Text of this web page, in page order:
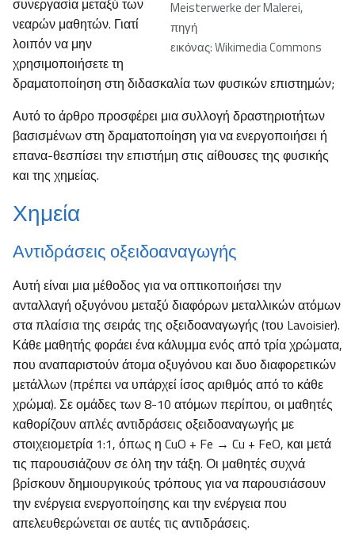
Meisterwerke der Malerei,
πηγή
εικόνας: Wikimedia Commons
συνεργασία μεταξύ των
νεαρών μαθητών. Γιατί
λοιπόν να μην
χρησιμοποιήσετε τη
δραματοποίηση στη διδασκαλία των φυσικών επιστημών;
Αυτό το άρθρο προσφέρει μια συλλογή δραστηριοτήτων
βασισμένων στη δραματοποίηση για να ενεργοποιήσει ή
επανα-θεσπίσει την επιστήμη στις αίθουσες της φυσικής
και της χημείας.
Χημεία
Αντιδράσεις οξειδοαναγωγής
Αυτή είναι μια μέθοδος για να οπτικοποιήσει την
ανταλλαγή οξυγόνου μεταξύ διαφόρων μεταλλικών ατόμων
στα πλαίσια της σειράς της οξειδοαναγωγής (του Lavoisier).
Κάθε μαθητής φοράει ένα κάλυμμα ενός από τρία χρώματα,
που αναπαριστούν άτομα οξυγόνου και δυο διαφορετικών
μετάλλων (πρέπει να υπάρχεί ίσος αριθμός από το κάθε
χρώμα). Σε ομάδες των 8-10 ατόμων περίπου, οι μαθητές
καθορίζουν απλές αντιδράσεις οξειδοαναγωγής με
στοιχειομετρία 1:1, όπως η CuO + Fe → Cu + FeO, και μετά
τις παρουσιάζουν σε όλη την τάξη. Οι μαθητές συχνά
βρίσκουν δημιουργικούς τρόπους για να παρουσιάσουν
την ενέργεια ενεργοποίησης και την ενέργεια που
απελευθερώνεται σε αυτές τις αντιδράσεις.